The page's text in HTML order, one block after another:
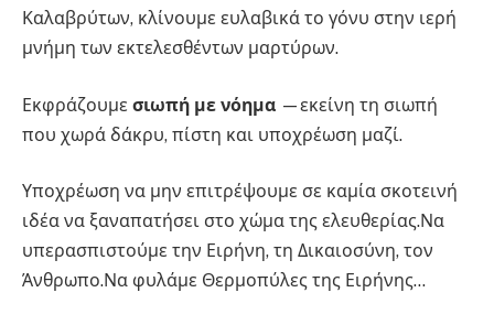
Καλαβρύτων, κλίνουμε ευλαβικά το γόνυ στην ιερή
μνήμη των εκτελεσθέντων μαρτύρων.
Εκφράζουμε σιωπή με νόημα —εκείνη τη σιωπή
που χωρά δάκρυ, πίστη και υποχρέωση μαζί.
Υποχρέωση να μην επιτρέψουμε σε καμία σκοτεινή
ιδέα να ξαναπατήσει στο χώμα της ελευθερίας.Να
υπερασπιστούμε την Ειρήνη, τη Δικαιοσύνη, τον
Άνθρωπο.Να φυλάμε Θερμοπύλες της Ειρήνης…